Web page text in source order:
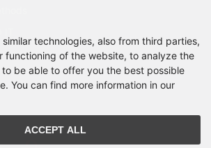
technologies, also from third parties,
functioning of the website, to analyze the
be able to offer you the best possible
You can find more information in our
ACCEPT ALL